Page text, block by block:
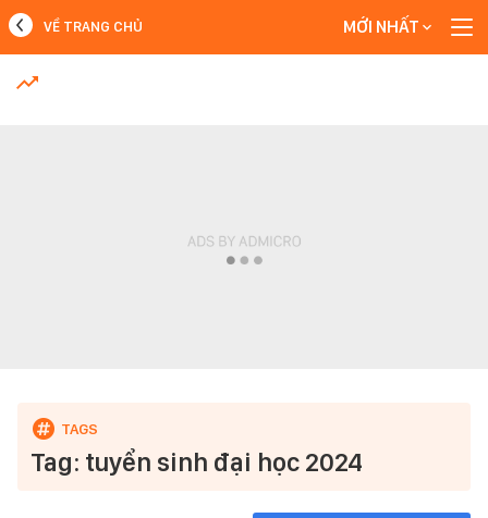
MỚI NHẤT
VỀ TRANG CHỦ MỚI NHẤT
Tag: tuyển sinh đại học 2024